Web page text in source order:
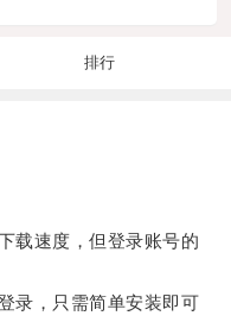
排行
速度，但登录账号的
，只需简单安装即可